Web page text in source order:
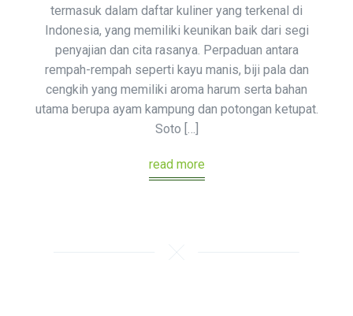
termasuk dalam daftar kuliner yang terkenal di
Indonesia, yang memiliki keunikan baik dari segi
penyajian dan cita rasanya. Perpaduan antara
rempah-rempah seperti kayu manis, biji pala dan
cengkih yang memiliki aroma harum serta bahan
utama berupa ayam kampung dan potongan ketupat.
Soto […]
read more